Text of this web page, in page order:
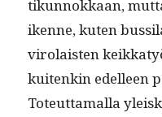
tikun­nokkaan,
ikenne, kuten
viro­lais­ten
kuitenkin edelleen
Toteut­ta­mal­la